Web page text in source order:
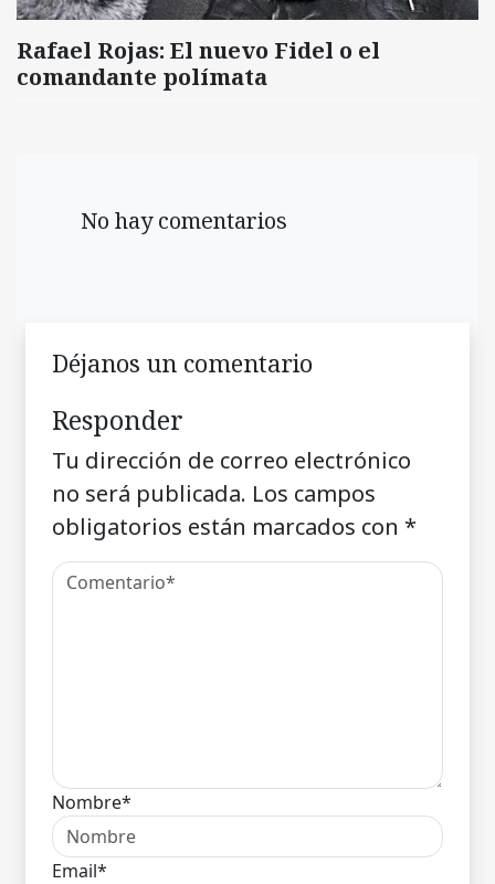
Rafael Rojas: El nuevo Fidel o el
comandante polímata
No hay comentarios
Déjanos un comentario
Responder
Tu dirección de correo electrónico
no será publicada. Los campos
obligatorios están marcados con *
Nombre*
Email*